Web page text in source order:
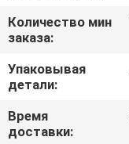
ПРОВЕРКА
КАЧЕСТВА
КАРТА
САЙТА
Количество мин
заказа:
Упаковывая
детали:
Время
доставки: